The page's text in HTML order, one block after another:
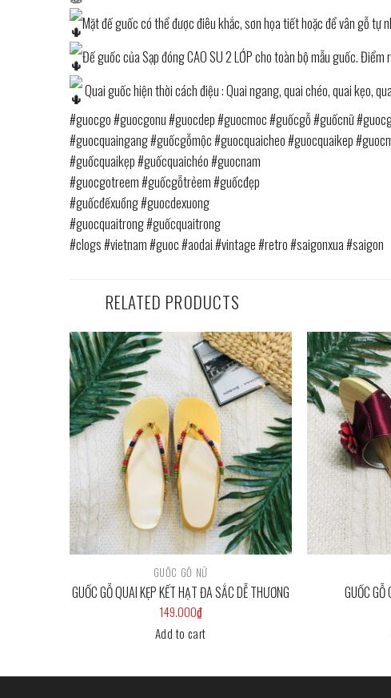
Mặt đế guốc có thể được điêu khắc, sơn họa tiết hoặc để vân gỗ tự
Đế guốc của Sạp đóng CAO SU 2 LỚP cho toàn bộ mẫu guốc. Điểm
Quai guốc hiện thời cách điệu : Quai ngang, quai chéo, quai kẹo,
#guocgo#guocgonu#guocdep#guocmoc#guốcgỗ#guốcnữ
#guocquaingang#guốcgỗmộc#guocquaicheo#guocquaikep
#guốcquaikẹp#guốcquaichéo#guocnam
#guocgotreem#guốcgỗtrẻem#guốcđẹp
#guốcđếxuồng#guocdexuong
#guocquaitrong#guốcquaitrong
#clogs#vietnam#guoc#aodai#vintage#retro#saigonxua#saigon
RELATED PRODUCTS
Add to
wishlist
GUỐC GỖ NỮ
GUỐC GỖ QUAI KẸP KẾT HẠT ĐA SẮC DỄ THƯƠNG
149.000₫
Add to cart
GUỐC